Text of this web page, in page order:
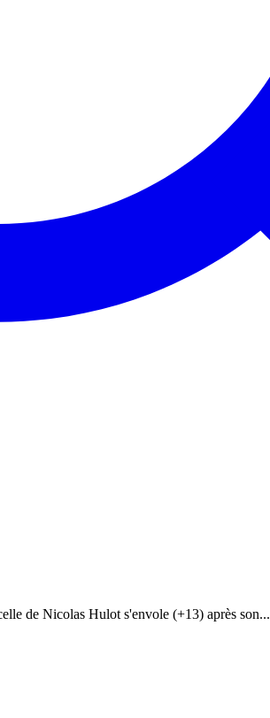
de Nicolas Hulot s'envole (+13) après son...